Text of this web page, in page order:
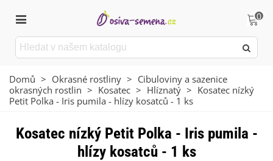
0
Domů > Okrasné rostliny > Cibuloviny a sazenice
okrasných rostlin > Kosatec > Hlíznatý > Kosatec nízký
Petit Polka - Iris pumila - hlízy kosatců - 1 ks
Kosatec nízký Petit Polka - Iris pumila -
hlízy kosatců - 1 ks